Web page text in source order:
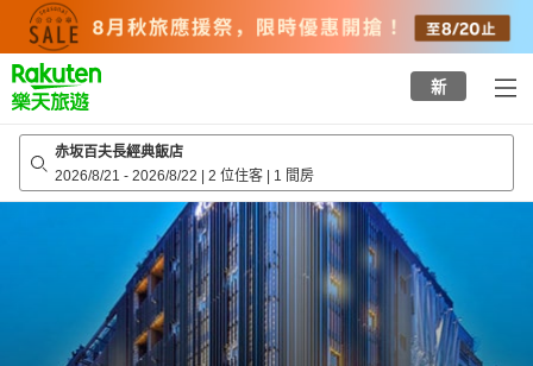
top
page
新
赤坂百夫長經典飯店
2026/8/21 - 2026/8/22 | 2 位住客 | 1 間房